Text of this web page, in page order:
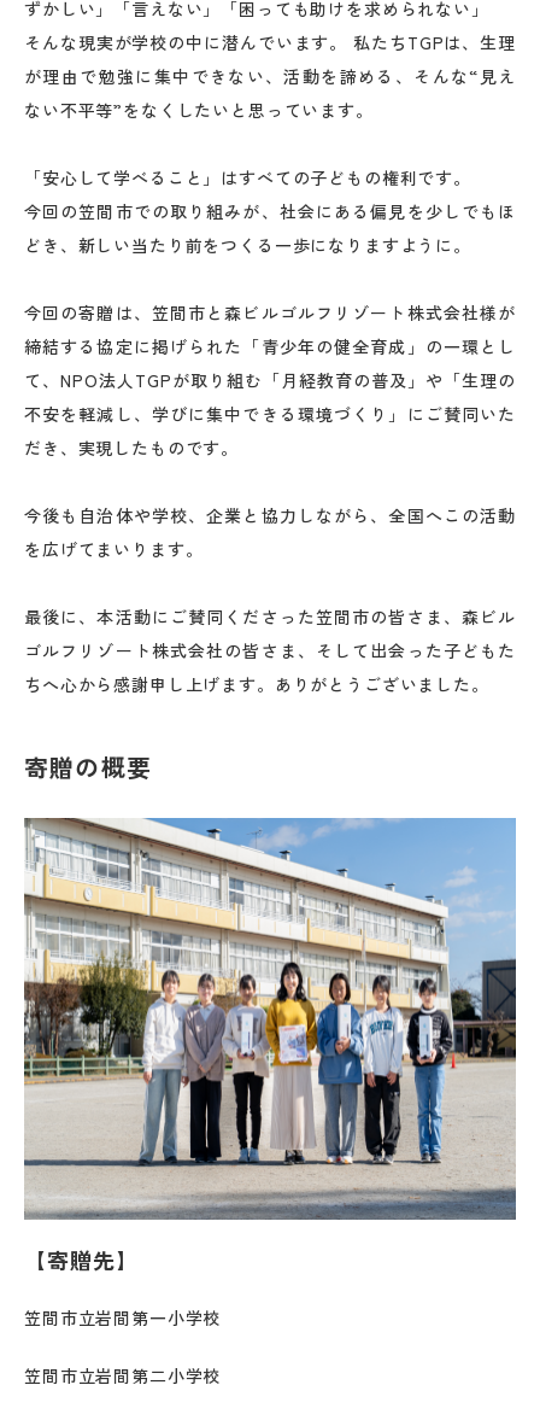
ずかしい」「言えない」「困っても助けを求められない」
そんな現実が学校の中に潜んでいます。 私たちTGPは、生理
が理由で勉強に集中できない、活動を諦める、そんな“見え
ない不平等”をなくしたいと思っています。
「安心して学べること」はすべての子どもの権利です。
今回の笠間市での取り組みが、社会にある偏見を少しでもほ
どき、新しい当たり前をつくる一歩になりますように。
今回の寄贈は、笠間市と森ビルゴルフリゾート株式会社様が
締結する協定に掲げられた「青少年の健全育成」の一環とし
て、NPO法人TGPが取り組む「月経教育の普及」や「生理の
不安を軽減し、学びに集中できる環境づくり」にご賛同いた
だき、実現したものです。
今後も自治体や学校、企業と協力しながら、全国へこの活動
を広げてまいります。
最後に、本活動にご賛同くださった笠間市の皆さま、森ビル
ゴルフリゾート株式会社の皆さま、そして出会った子どもた
ちへ心から感謝申し上げます。ありがとうございました。
寄贈の概要
【寄贈先】
笠間市立岩間第一小学校
笠間市立岩間第二小学校